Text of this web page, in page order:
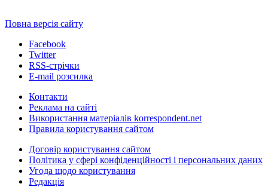
Повна версія сайту
Facebook
Twitter
RSS-стрічки
E-mail розсилка
Контакти
Реклама на сайті
Використання матеріалів korrespondent.net
Правила користування сайтом
Договір користування сайтом
Політика у сфері конфіденційності і персональних даних
Угода щодо користування
Редакція